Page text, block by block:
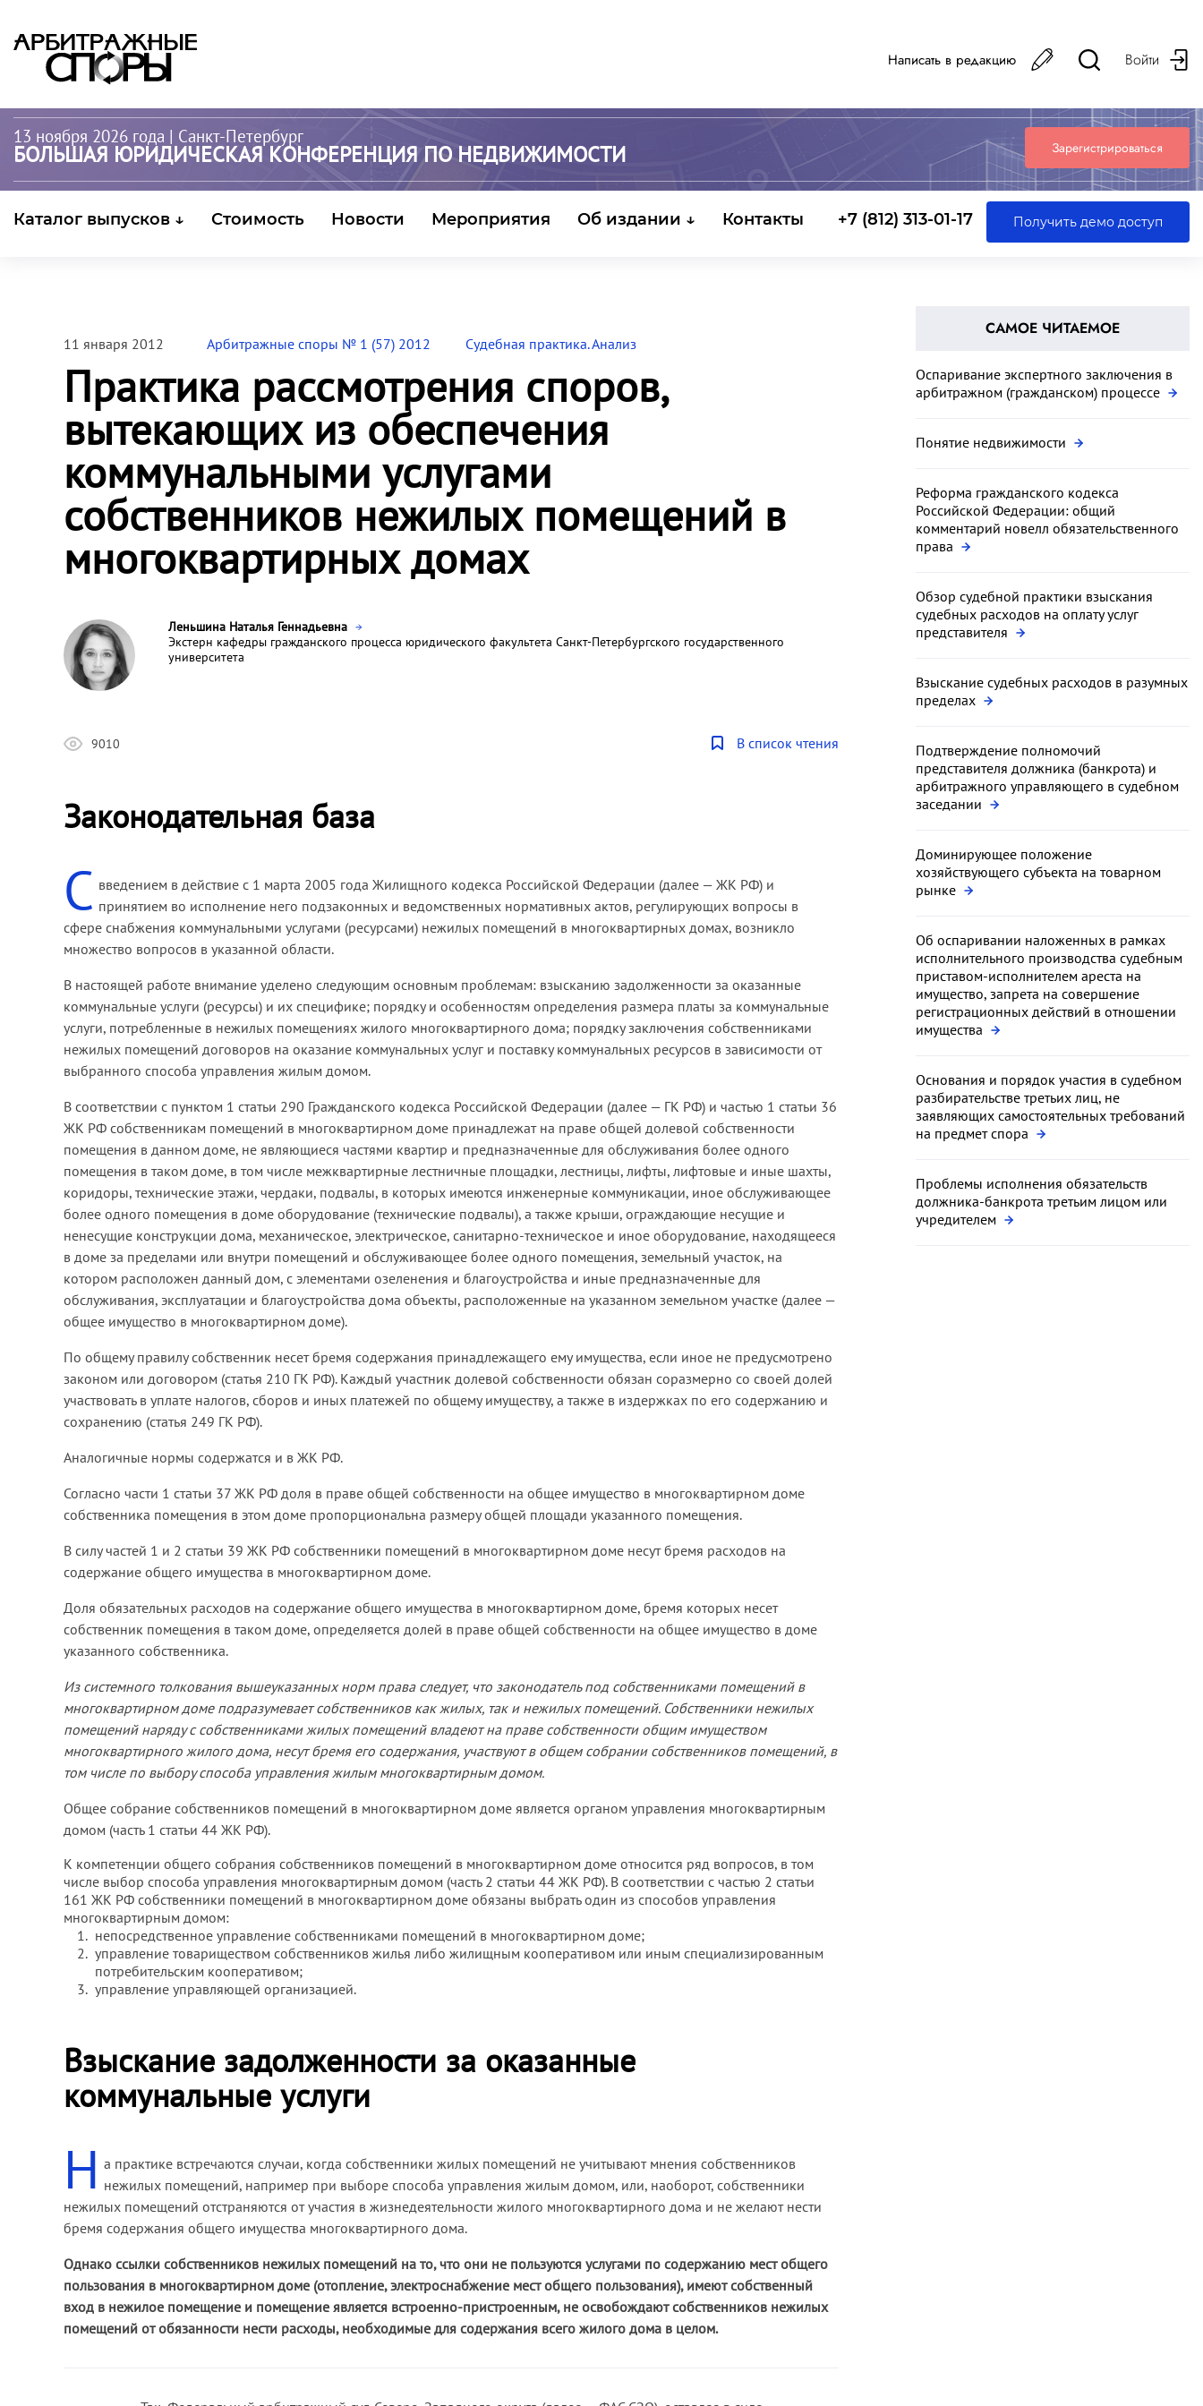
Написать в редакцию Войти
13 ноября 2026 года | Санкт-Петербург
БОЛЬШАЯ ЮРИДИЧЕСКАЯ КОНФЕРЕНЦИЯ ПО НЕДВИЖИМОСТИ Зарегистрироваться
Каталог выпусков ↓ Стоимость Новости Мероприятия Об издании ↓ Контакты +7 (812) 313-01-17 Получить демо доступ
11 января 2012 Арбитражные споры № 1 (57) 2012 Судебная практика. Анализ
Практика рассмотрения споров,
вытекающих из обеспечения
коммунальными услугами
собственников нежилых помещений в
многоквартирных домах
Леньшина Наталья Геннадьевна
Экстерн кафедры гражданского процесса юридического факультета Санкт-Петербургского государственного
университета
9010 В список чтения
Законодательная база
С введением в действие с 1 марта 2005 года Жилищного кодекса Российской Федерации (далее — ЖК РФ) и
принятием во исполнение него подзаконных и ведомственных нормативных актов, регулирующих вопросы в
сфере снабжения коммунальными услугами (ресурсами) нежилых помещений в многоквартирных домах, возникло
множество вопросов в указанной области.
В настоящей работе внимание уделено следующим основным проблемам: взысканию задолженности за оказанные
коммунальные услуги (ресурсы) и их специфике; порядку и особенностям определения размера платы за коммунальные
услуги, потребленные в нежилых помещениях жилого многоквартирного дома; порядку заключения собственниками
нежилых помещений договоров на оказание коммунальных услуг и поставку коммунальных ресурсов в зависимости от
выбранного способа управления жилым домом.
В соответствии с пунктом 1 статьи 290 Гражданского кодекса Российской Федерации (далее — ГК РФ) и частью 1 статьи 36
ЖК РФ собственникам помещений в многоквартирном доме принадлежат на праве общей долевой собственности
помещения в данном доме, не являющиеся частями квартир и предназначенные для обслуживания более одного
помещения в таком доме, в том числе межквартирные лестничные площадки, лестницы, лифты, лифтовые и иные шахты,
коридоры, технические этажи, чердаки, подвалы, в которых имеются инженерные коммуникации, иное обслуживающее
более одного помещения в доме оборудование (технические подвалы), а также крыши, ограждающие несущие и
ненесущие конструкции дома, механическое, электрическое, санитарно-техническое и иное оборудование, находящееся
в доме за пределами или внутри помещений и обслуживающее более одного помещения, земельный участок, на
котором расположен данный дом, с элементами озеленения и благоустройства и иные предназначенные для
обслуживания, эксплуатации и благоустройства дома объекты, расположенные на указанном земельном участке (далее —
общее имущество в многоквартирном доме).
По общему правилу собственник несет бремя содержания принадлежащего ему имущества, если иное не предусмотрено
законом или договором (статья 210 ГК РФ). Каждый участник долевой собственности обязан соразмерно со своей долей
участвовать в уплате налогов, сборов и иных платежей по общему имуществу, а также в издержках по его содержанию и
сохранению (статья 249 ГК РФ).
Аналогичные нормы содержатся и в ЖК РФ.
Согласно части 1 статьи 37 ЖК РФ доля в праве общей собственности на общее имущество в многоквартирном доме
собственника помещения в этом доме пропорциональна размеру общей площади указанного помещения.
В силу частей 1 и 2 статьи 39 ЖК РФ собственники помещений в многоквартирном доме несут бремя расходов на
содержание общего имущества в многоквартирном доме.
Доля обязательных расходов на содержание общего имущества в многоквартирном доме, бремя которых несет
собственник помещения в таком доме, определяется долей в праве общей собственности на общее имущество в доме
указанного собственника.
Из системного толкования вышеуказанных норм права следует, что законодатель под собственниками помещений в
многоквартирном доме подразумевает собственников как жилых, так и нежилых помещений. Собственники нежилых
помещений наряду с собственниками жилых помещений владеют на праве собственности общим имуществом
многоквартирного жилого дома, несут бремя его содержания, участвуют в общем собрании собственников помещений, в
том числе по выбору способа управления жилым многоквартирным домом.
Общее собрание собственников помещений в многоквартирном доме является органом управления многоквартирным
домом (часть 1 статьи 44 ЖК РФ).
К компетенции общего собрания собственников помещений в многоквартирном доме относится ряд вопросов, в том
числе выбор способа управления многоквартирным домом (часть 2 статьи 44 ЖК РФ). В соответствии с частью 2 статьи
161 ЖК РФ собственники помещений в многоквартирном доме обязаны выбрать один из способов управления
многоквартирным домом:
непосредственное управление собственниками помещений в многоквартирном доме;
управление товариществом собственников жилья либо жилищным кооперативом или иным специализированным
потребительским кооперативом;
управление управляющей организацией.
Взыскание задолженности за оказанные
коммунальные услуги
Н а практике встречаются случаи, когда собственники жилых помещений не учитывают мнения собственников
нежилых помещений, например при выборе способа управления жилым домом, или, наоборот, собственники
нежилых помещений отстраняются от участия в жизнедеятельности жилого многоквартирного дома и не желают нести
бремя содержания общего имущества многоквартирного дома.
Однако ссылки собственников нежилых помещений на то, что они не пользуются услугами по содержанию мест общего
пользования в многоквартирном доме (отопление, электроснабжение мест общего пользования), имеют собственный
вход в нежилое помещение и помещение является встроенно-пристроенным, не освобождают собственников нежилых
помещений от обязанности нести расходы, необходимые для содержания всего жилого дома в целом.
САМОЕ ЧИТАЕМОЕ
Оспаривание экспертного заключения в
арбитражном (гражданском) процессе
Понятие недвижимости
Реформа гражданского кодекса
Российской Федерации: общий
комментарий новелл обязательственного
права
Обзор судебной практики взыскания
судебных расходов на оплату услуг
представителя
Взыскание судебных расходов в разумных
пределах
Подтверждение полномочий
представителя должника (банкрота) и
арбитражного управляющего в судебном
заседании
Доминирующее положение
хозяйствующего субъекта на товарном
рынке
Об оспаривании наложенных в рамках
исполнительного производства судебным
приставом-исполнителем ареста на
имущество, запрета на совершение
регистрационных действий в отношении
имущества
Основания и порядок участия в судебном
разбирательстве третьих лиц, не
заявляющих самостоятельных требований
на предмет спора
Проблемы исполнения обязательств
должника-банкрота третьим лицом или
учредителем